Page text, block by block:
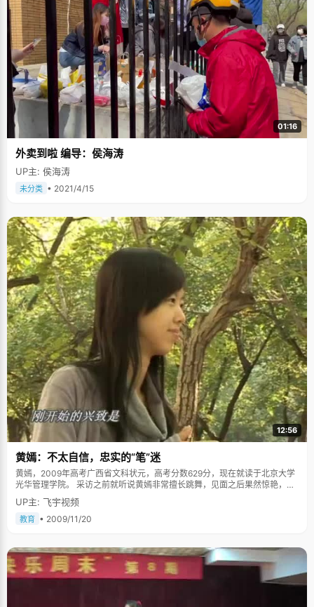
01:16
外卖到啦 编导：侯海涛
UP主: 侯海涛
未分类 • 2021/4/15
12:56
黄嫣：不太自信，忠实的“笔”迷
黄嫣，2009年高考广西省文科状元，高考分数629分，现在就读于北京大学
光华管理学院。 采访之前就听说黄嫣非常擅长跳舞，见面之后果然惊艳，一
米六五的个头，匀称的体态，白皙的皮肤，有淡淡的艺术气质。她坐在那里
非常的沉静，跟人谈话的非常专注，会很认真的听，然后低眉思索片刻，认
真的回答。 从小就是个自卑的孩子 黄嫣从小就有些莫名的自卑和不自信，对
她还是做好了最坏的打算，如果考不上北大的话就去上广西大学，"我对考试
有一种悲观情绪，"黄嫣说，"我对自己一点都不自信，更怕让老师和学校失
望。" 教历史的罗老师非常了解和关心黄嫣，他常帮黄嫣调整心态，而对黄嫣
的这种悲观情绪有自己的看法："黄嫣是那种没有退路了就会全力以赴的人，
UP主: 飞宇视频
教育 • 2009/11/20